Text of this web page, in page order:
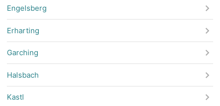
Engelsberg
Erharting
Garching
Halsbach
Kastl